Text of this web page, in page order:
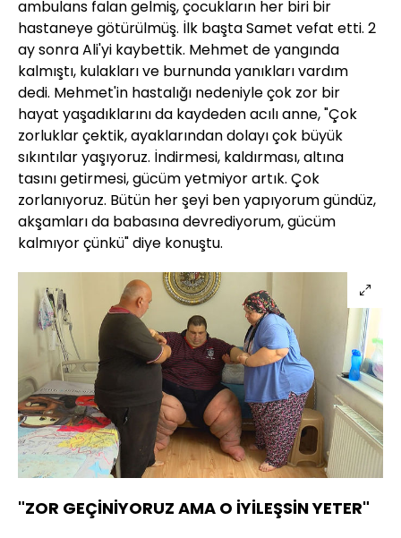
ambulans falan gelmiş, çocukların her biri bir
hastaneye götürülmüş. İlk başta Samet vefat etti. 2
ay sonra Ali'yi kaybettik. Mehmet de yangında
kalmıştı, kulakları ve burnunda yanıkları vardım
dedi. Mehmet'in hastalığı nedeniyle çok zor bir
hayat yaşadıklarını da kaydeden acılı anne, "Çok
zorluklar çektik, ayaklarından dolayı çok büyük
sıkıntılar yaşıyoruz. İndirmesi, kaldırması, altına
tasını getirmesi, gücüm yetmiyor artık. Çok
zorlanıyoruz. Bütün her şeyi ben yapıyorum gündüz,
akşamları da babasına devrediyorum, gücüm
kalmıyor çünkü" diye konuştu.
"ZOR GEÇİNİYORUZ AMA O İYİLEŞSİN YETER"